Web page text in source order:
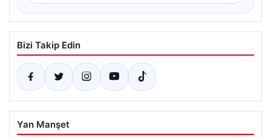
Bizi Takip Edin
Yan Manşet